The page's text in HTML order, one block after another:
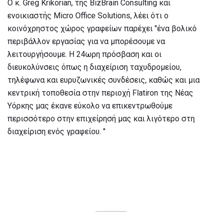
Ο κ. Greg Krikorian, της BizBrain Consulting και
ενοικιαστής Micro Office Solutions, λέει ότι ο
κοινόχρηστος χώρος γραφείων παρέχει "ένα βολικό
περιβάλλον εργασίας για να μπορέσουμε να
λειτουργήσουμε. Η 24ωρη πρόσβαση και οι
διευκολύνσεις όπως η διαχείριση ταχυδρομείου,
τηλέφωνα και ευρυζωνικές συνδέσεις, καθώς και μια
κεντρική τοποθεσία στην περιοχή Flatiron της Νέας
Υόρκης μας έκανε εύκολο να επικεντρωθούμε
περισσότερο στην επιχείρησή μας και λιγότερο στη
διαχείριση ενός γραφείου. "